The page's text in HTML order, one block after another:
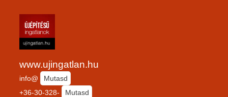
www.ujingatlan.hu
info@
Mutasd
+36-30-328-
Mutasd